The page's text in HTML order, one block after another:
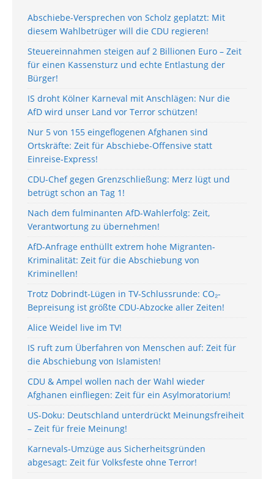
Abschiebe-Versprechen von Scholz geplatzt: Mit
diesem Wahlbetrüger will die CDU regieren!
Steuereinnahmen steigen auf 2 Billionen Euro – Zeit
für einen Kassensturz und echte Entlastung der
Bürger!
IS droht Kölner Karneval mit Anschlägen: Nur die
AfD wird unser Land vor Terror schützen!
Nur 5 von 155 eingeflogenen Afghanen sind
Ortskräfte: Zeit für Abschiebe-Offensive statt
Einreise-Express!
CDU-Chef gegen Grenzschließung: Merz lügt und
betrügt schon an Tag 1!
Nach dem fulminanten AfD-Wahlerfolg: Zeit,
Verantwortung zu übernehmen!
AfD-Anfrage enthüllt extrem hohe Migranten-
Kriminalität: Zeit für die Abschiebung von
Kriminellen!
Trotz Dobrindt-Lügen in TV-Schlussrunde: CO₂-
Bepreisung ist größte CDU-Abzocke aller Zeiten!
Alice Weidel live im TV!
IS ruft zum Überfahren von Menschen auf: Zeit für
die Abschiebung von Islamisten!
CDU & Ampel wollen nach der Wahl wieder
Afghanen einfliegen: Zeit für ein Asylmoratorium!
US-Doku: Deutschland unterdrückt Meinungsfreiheit
– Zeit für freie Meinung!
Karnevals-Umzüge aus Sicherheitsgründen
abgesagt: Zeit für Volksfeste ohne Terror!